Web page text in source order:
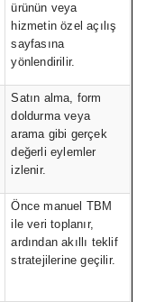
ürünün veya
hizmetin özel açılış
sayfasına
yönlendirilir.
Satın alma, form
doldurma veya
arama gibi gerçek
değerli eylemler
izlenir.
Önce manuel TBM
ile veri toplanır,
ardından akıllı teklif
stratejilerine geçilir.